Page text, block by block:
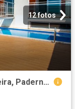
12 fotos
Moradia em Banda, 3 quartos, Albufeira, Paderne 143m² Paderne